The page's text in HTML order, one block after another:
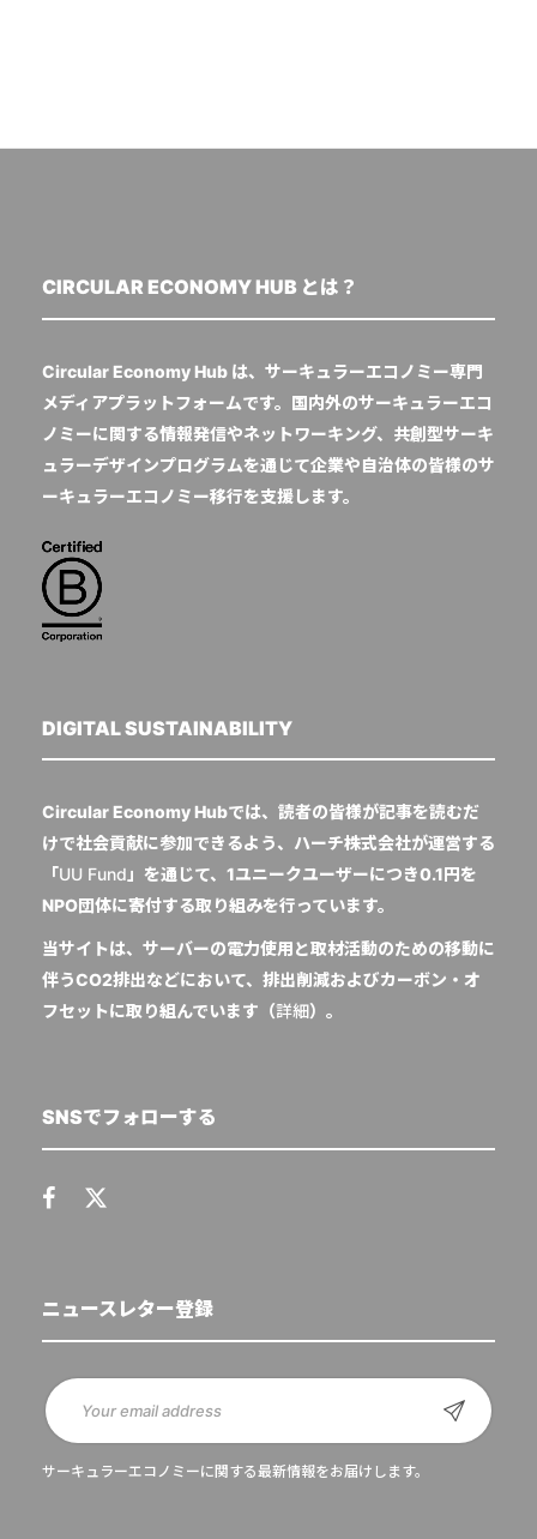
CIRCULAR ECONOMY HUB とは？
Circular Economy Hub は、サーキュラーエコノミー専門
メディアプラットフォームです。国内外のサーキュラーエコ
ノミーに関する情報発信やネットワーキング、共創型サーキ
ュラーデザインプログラムを通じて企業や自治体の皆様のサ
ーキュラーエコノミー移行を支援します。
DIGITAL SUSTAINABILITY
Circular Economy Hubでは、読者の皆様が記事を読むだ
けで社会貢献に参加できるよう、ハーチ株式会社が運営する
「UU Fund 」を通じて、1ユニークユーザーにつき0.1円を
NPO団体に寄付する取り組みを行っています。
当サイトは、サーバーの電力使用と取材活動のための移動に
伴うCO2排出などにおいて、排出削減およびカーボン・オ
フセットに取り組んでいます（詳細）。
SNSでフォローする
ニュースレター登録
サーキュラーエコノミーに関する最新情報をお届けします。